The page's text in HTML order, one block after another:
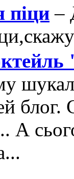
піци –
блог.
А